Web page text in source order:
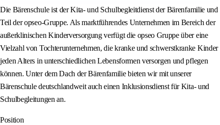
Die Bärenschule ist der Kita- und Schulbegleitdienst der Bärenfamilie und
Teil der opseo-Gruppe. Als marktführendes Unternehmen im Bereich der
außerklinischen Kinderversorgung verfügt die opseo Gruppe über eine
Vielzahl von Tochterunternehmen, die kranke und schwerstkranke Kinder
jeden Alters in unterschiedlichen Lebensformen versorgen und pflegen
können. Unter dem Dach der Bärenfamilie bieten wir mit unserer
Bärenschule deutschlandweit auch einen Inklusionsdienst für Kita- und
Schulbegleitungen an.
Position